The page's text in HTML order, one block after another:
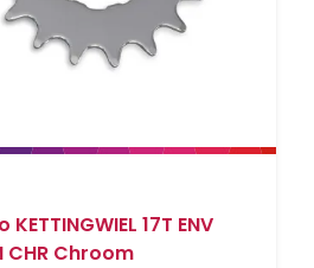
KETTINGWIEL 17T ENV
CHR Chroom